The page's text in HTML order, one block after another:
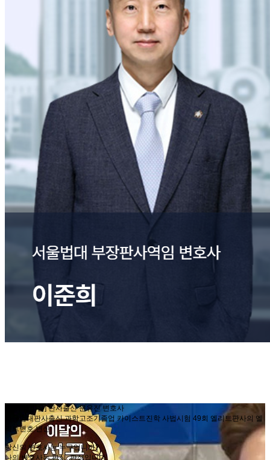
[판사의 마음] 판사출신 문유진 변호사
서울법대판사출신 과학고조기졸업 카이스트진학 사법시험 49회 엘리트판사의 엘
리트변호 변신
당신의 변호사는 누구입니까?
나의 변호사는 판심, 판심입니다.